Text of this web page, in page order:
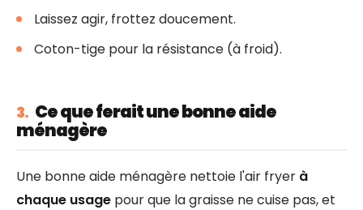
Laissez agir, frottez doucement.
Coton-tige pour la résistance (à froid).
3. Ce que ferait une bonne aide
ménagère
Une bonne aide ménagère nettoie l'air fryer à
chaque usage pour que la graisse ne cuise pas, et